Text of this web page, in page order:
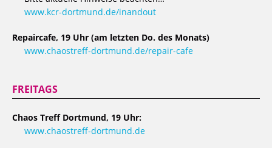
www.kcr-dortmund.de/inandout
Repaircafe, 19 Uhr (am letzten Do. des Monats)
www.chaostreff-dortmund.de/repair-cafe
FREITAGS
Chaos Treff Dortmund, 19 Uhr:
www.chaostreff-dortmund.de